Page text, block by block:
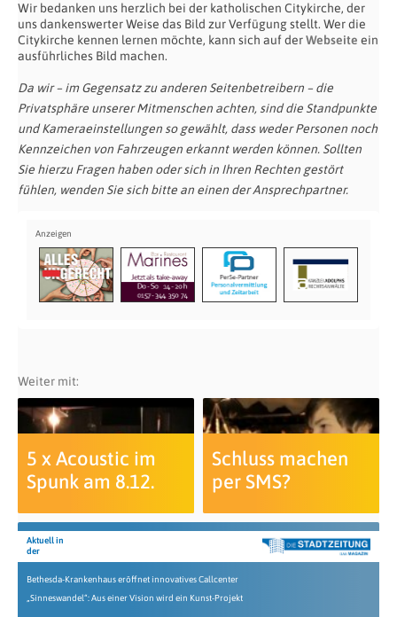
Wir bedanken uns herzlich bei der katholischen Citykirche, der
uns dankenswerter Weise das Bild zur Verfügung stellt. Wer die
Citykirche kennen lernen möchte, kann sich auf derWebseite ein
ausführliches Bild machen.
Da wir – im Gegensatz zu anderen Seitenbetreibern – die
Privatsphäre unserer Mitmenschen achten, sind die Standpunkte
und Kameraeinstellungen so gewählt, dass weder Personen noch
Kennzeichen von Fahrzeugen erkannt werden können. Sollten
Sie hierzu Fragen haben oder sich in Ihren Rechten gestört
fühlen, wenden Sie sich bitte an einen der Ansprechpartner.
Weiter mit:
5 x Acoustic im
Spunk am 8.12.
Schluss machen
per SMS?
Aktuell in
der
Bethesda-Krankenhaus eröffnet innovatives Callcenter
„Sinneswandel“: Aus einer Vision wird ein Kunst-Projekt